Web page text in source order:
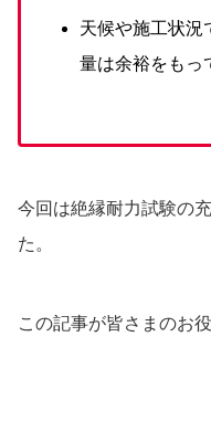
天候や施工状況
量は余裕をもっ
今回は絶縁耐力試験の
た。
この記事が皆さまのお